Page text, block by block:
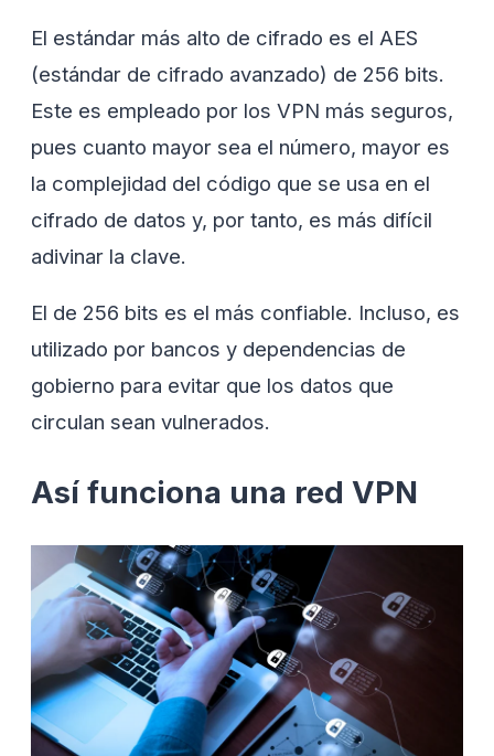
El estándar más alto de cifrado es el AES
(estándar de cifrado avanzado) de 256 bits.
Este es empleado por los VPN más seguros,
pues cuanto mayor sea el número, mayor es
la complejidad del código que se usa en el
cifrado de datos y, por tanto, es más difícil
adivinar la clave.
El de 256 bits es el más confiable. Incluso, es
utilizado por bancos y dependencias de
gobierno para evitar que los datos que
circulan sean vulnerados.
Así funciona una red VPN